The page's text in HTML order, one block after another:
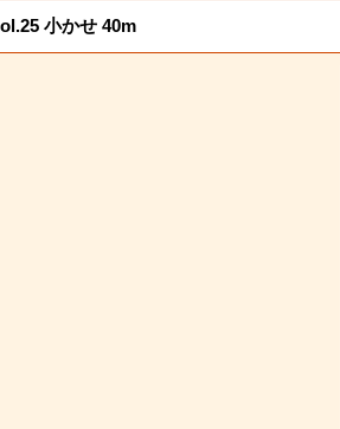
小かせ 40m